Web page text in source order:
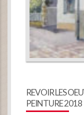
REVOIR LES
PEINTURE 2018